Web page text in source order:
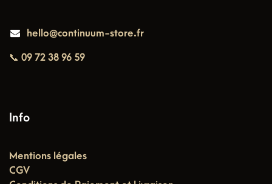
hello@continuum-store.fr
📞 09 72 38 96 59
Info
Mentions légales
CGV